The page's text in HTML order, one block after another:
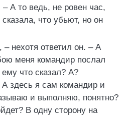
А то ведь, не ровен час,
что убьют, но он
– нехотя ответил он. – А
меня командир послал
что сказал? А?
здесь я сам командир и
и выполняю, понятно?
В одну сторону на